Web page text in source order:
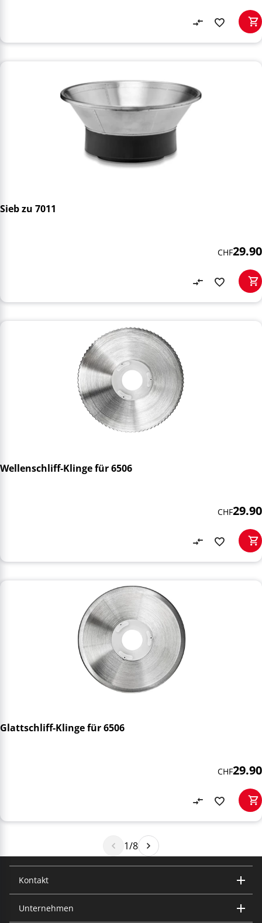
Sieb zu 7011
CHF29.90
Wellenschliff-Klinge für 6506
CHF29.90
Glattschliff-Klinge für 6506
CHF29.90
1/8
Kontakt
Trisa Electronics AG
Unternehmen